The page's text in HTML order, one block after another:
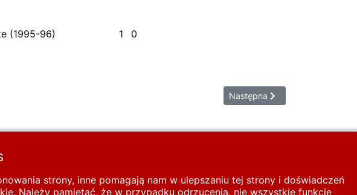
(1995-96) 1 0
Następna strona: ROGALSKI
Następna
strony, inne pomagają nam w ulepszaniu tej strony i doświadczeń
Należy pamiętać, że w przypadku odrzucenia, nie wszystkie funkcje